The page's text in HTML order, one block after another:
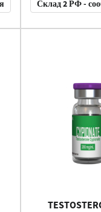
Склад 2 РФ -